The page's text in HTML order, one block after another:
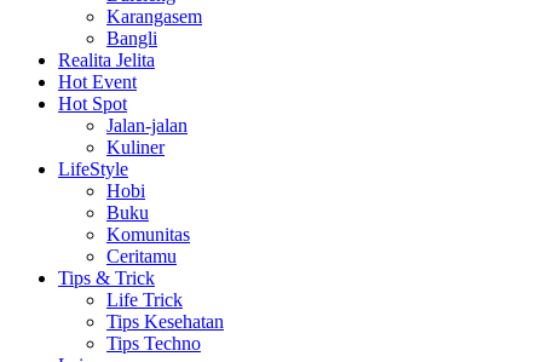
Karangasem
Bangli
Realita Jelita
Hot Event
Hot Spot
Jalan-jalan
Kuliner
LifeStyle
Hobi
Buku
Komunitas
Ceritamu
Tips & Trick
Life Trick
Tips Kesehatan
Tips Techno